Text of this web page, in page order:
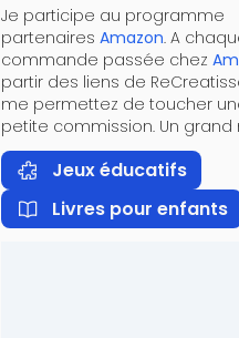
Je participe au programme
partenaires Amazon. A
commande passée chez
partir des liens de
me permettez de toucher
petite commission. Un grand
Jeux éducatifs
Livres pour enfants